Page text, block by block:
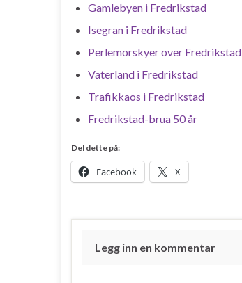
Gamlebyen i Fredrikstad
Isegran i Fredrikstad
Perlemorskyer over Fredrikstad
Vaterland i Fredrikstad
Trafikkaos i Fredrikstad
Fredrikstad-brua 50 år
Del dette på:
Facebook X
Legg inn en kommentar